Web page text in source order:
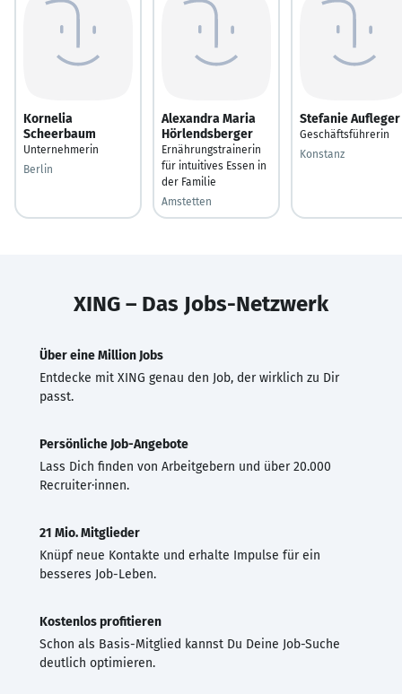
Kornelia
Scheerbaum
Unternehmerin
Berlin
Alexandra Maria
Hörlendsberger
Ernährungstrainerin
für intuitives Essen in
der Familie
Amstetten
Stefanie Aufleger
Geschäftsführerin
Konstanz
XING – Das Jobs-Netzwerk
Über eine Million Jobs
Entdecke mit XING genau den Job, der wirklich zu Dir
passt.
Persönliche Job-Angebote
Lass Dich finden von Arbeitgebern und über 20.000
Recruiter·innen.
21 Mio. Mitglieder
Knüpf neue Kontakte und erhalte Impulse für ein
besseres Job-Leben.
Kostenlos profitieren
Schon als Basis-Mitglied kannst Du Deine Job-Suche
deutlich optimieren.